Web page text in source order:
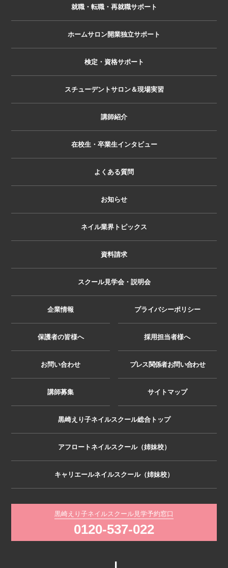
就職・転職・再就職サポート
ホームサロン開業独立サポート
検定・資格サポート
スチューデントサロン＆現場実習
講師紹介
在校生・卒業生インタビュー
よくある質問
お知らせ
ネイル業界トピックス
資料請求
スクール見学会・説明会
企業情報 プライバシーポリシー
保護者の皆様へ 採用担当者様へ
お問い合わせ プレス関係者お問い合わせ
講師募集 サイトマップ
黒崎えり子ネイルスクール総合トップ
アフロートネイルスクール（姉妹校）
キャリエールネイルスクール（姉妹校）
黒崎えり子ネイルスクール見学予約窓口
0120-537-022